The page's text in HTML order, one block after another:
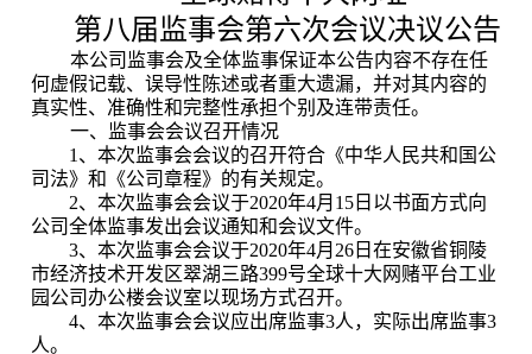
第八届监事会第六次会议决议公告
本公司监事会及全体监事保证本公告内容不存在任
何虚假记载、误导性陈述或者重大遗漏，并对其内容的
真实性、准确性和完整性承担个别及连带责任。
一、监事会会议召开情况
1 、本次监事会会议的召开符合《中华人民共和国公
司法》和《公司章程》的有关规定。
2、本次监事会会议于2020年4月 15 日以书面方式向
公司全体监事发出会议通知和会议文件。
3、本次监事会会议于2020年4月 26 日在安徽省铜陵
市经济技术开发区翠湖三路399号全球十大网赌平台工业
园公司办公楼会议室以现场方式召开。
4、本次监事会会议应出席监事3人，实际出席监事3
人。